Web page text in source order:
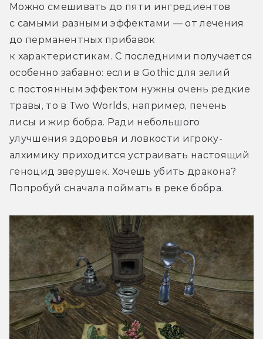
Можно смешивать до пяти ингредиентов
с самыми разными эффектами — от лечения
до перманентных прибавок
к характеристикам. С последними получается
особенно забавно: если в Gothic для зелий
с постоянным эффектом нужны очень редкие
травы, то в Two Worlds, например, печень
лисы и жир бобра. Ради небольшого
улучшения здоровья и ловкости игроку-
алхимику приходится устраивать настоящий
геноцид зверушек. Хочешь убить дракона?
Попробуй сначала поймать в реке бобра.